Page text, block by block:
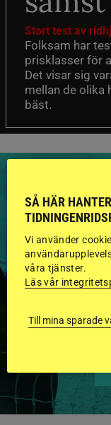
Stort test av
Folksam har
prisklasser för
Det visar sig
mellan de olika
bäst.
FLERA
SÅ HÄR
Vi använder
våra tjänster.
Läs vår
Till mina sparade